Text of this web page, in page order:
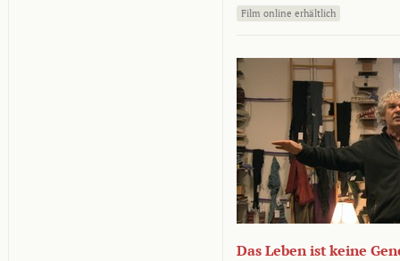
Film online erhältlich
Das Leben ist keine